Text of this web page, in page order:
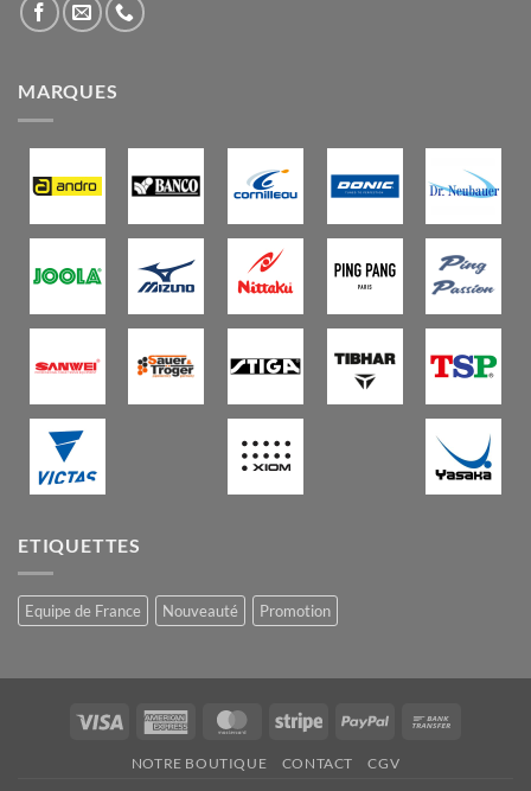
MARQUES
ETIQUETTES
Equipe de France Nouveauté Promotion
Visa
American
MasterCardStripe PayPal
NOTRE BOUTIQUE CONTACT CGV